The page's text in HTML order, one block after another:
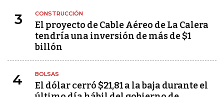
3 CONSTRUCCIÓN
El proyecto de Cable Aéreo de La Calera
tendría una inversión de más de $1
billón
4 BOLSAS
El dólar cerró $21,81 a la baja durante el